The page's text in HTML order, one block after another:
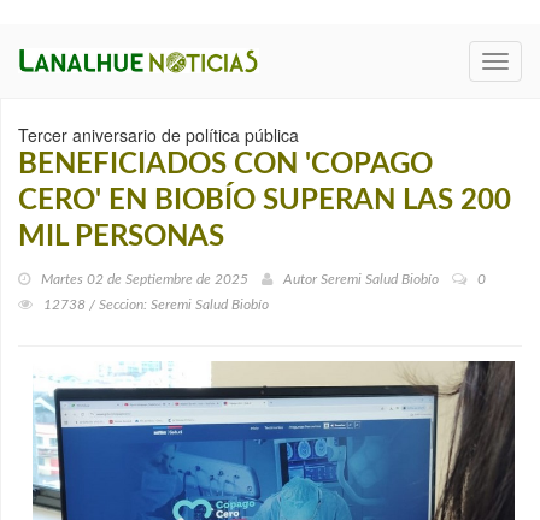
Tercer aniversario de política pública
BENEFICIADOS CON 'COPAGO
CERO' EN BIOBÍO SUPERAN LAS 200
MIL PERSONAS
Martes 02 de Septiembre de 2025 Autor Seremi Salud Biobío
0
12738 / Seccion: Seremi Salud Biobío